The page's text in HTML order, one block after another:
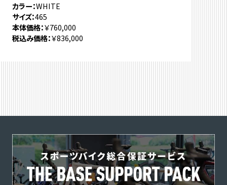
カラー WHITE
サイズ 465
本体価格 ￥760,000
税込み価格 ￥836,000